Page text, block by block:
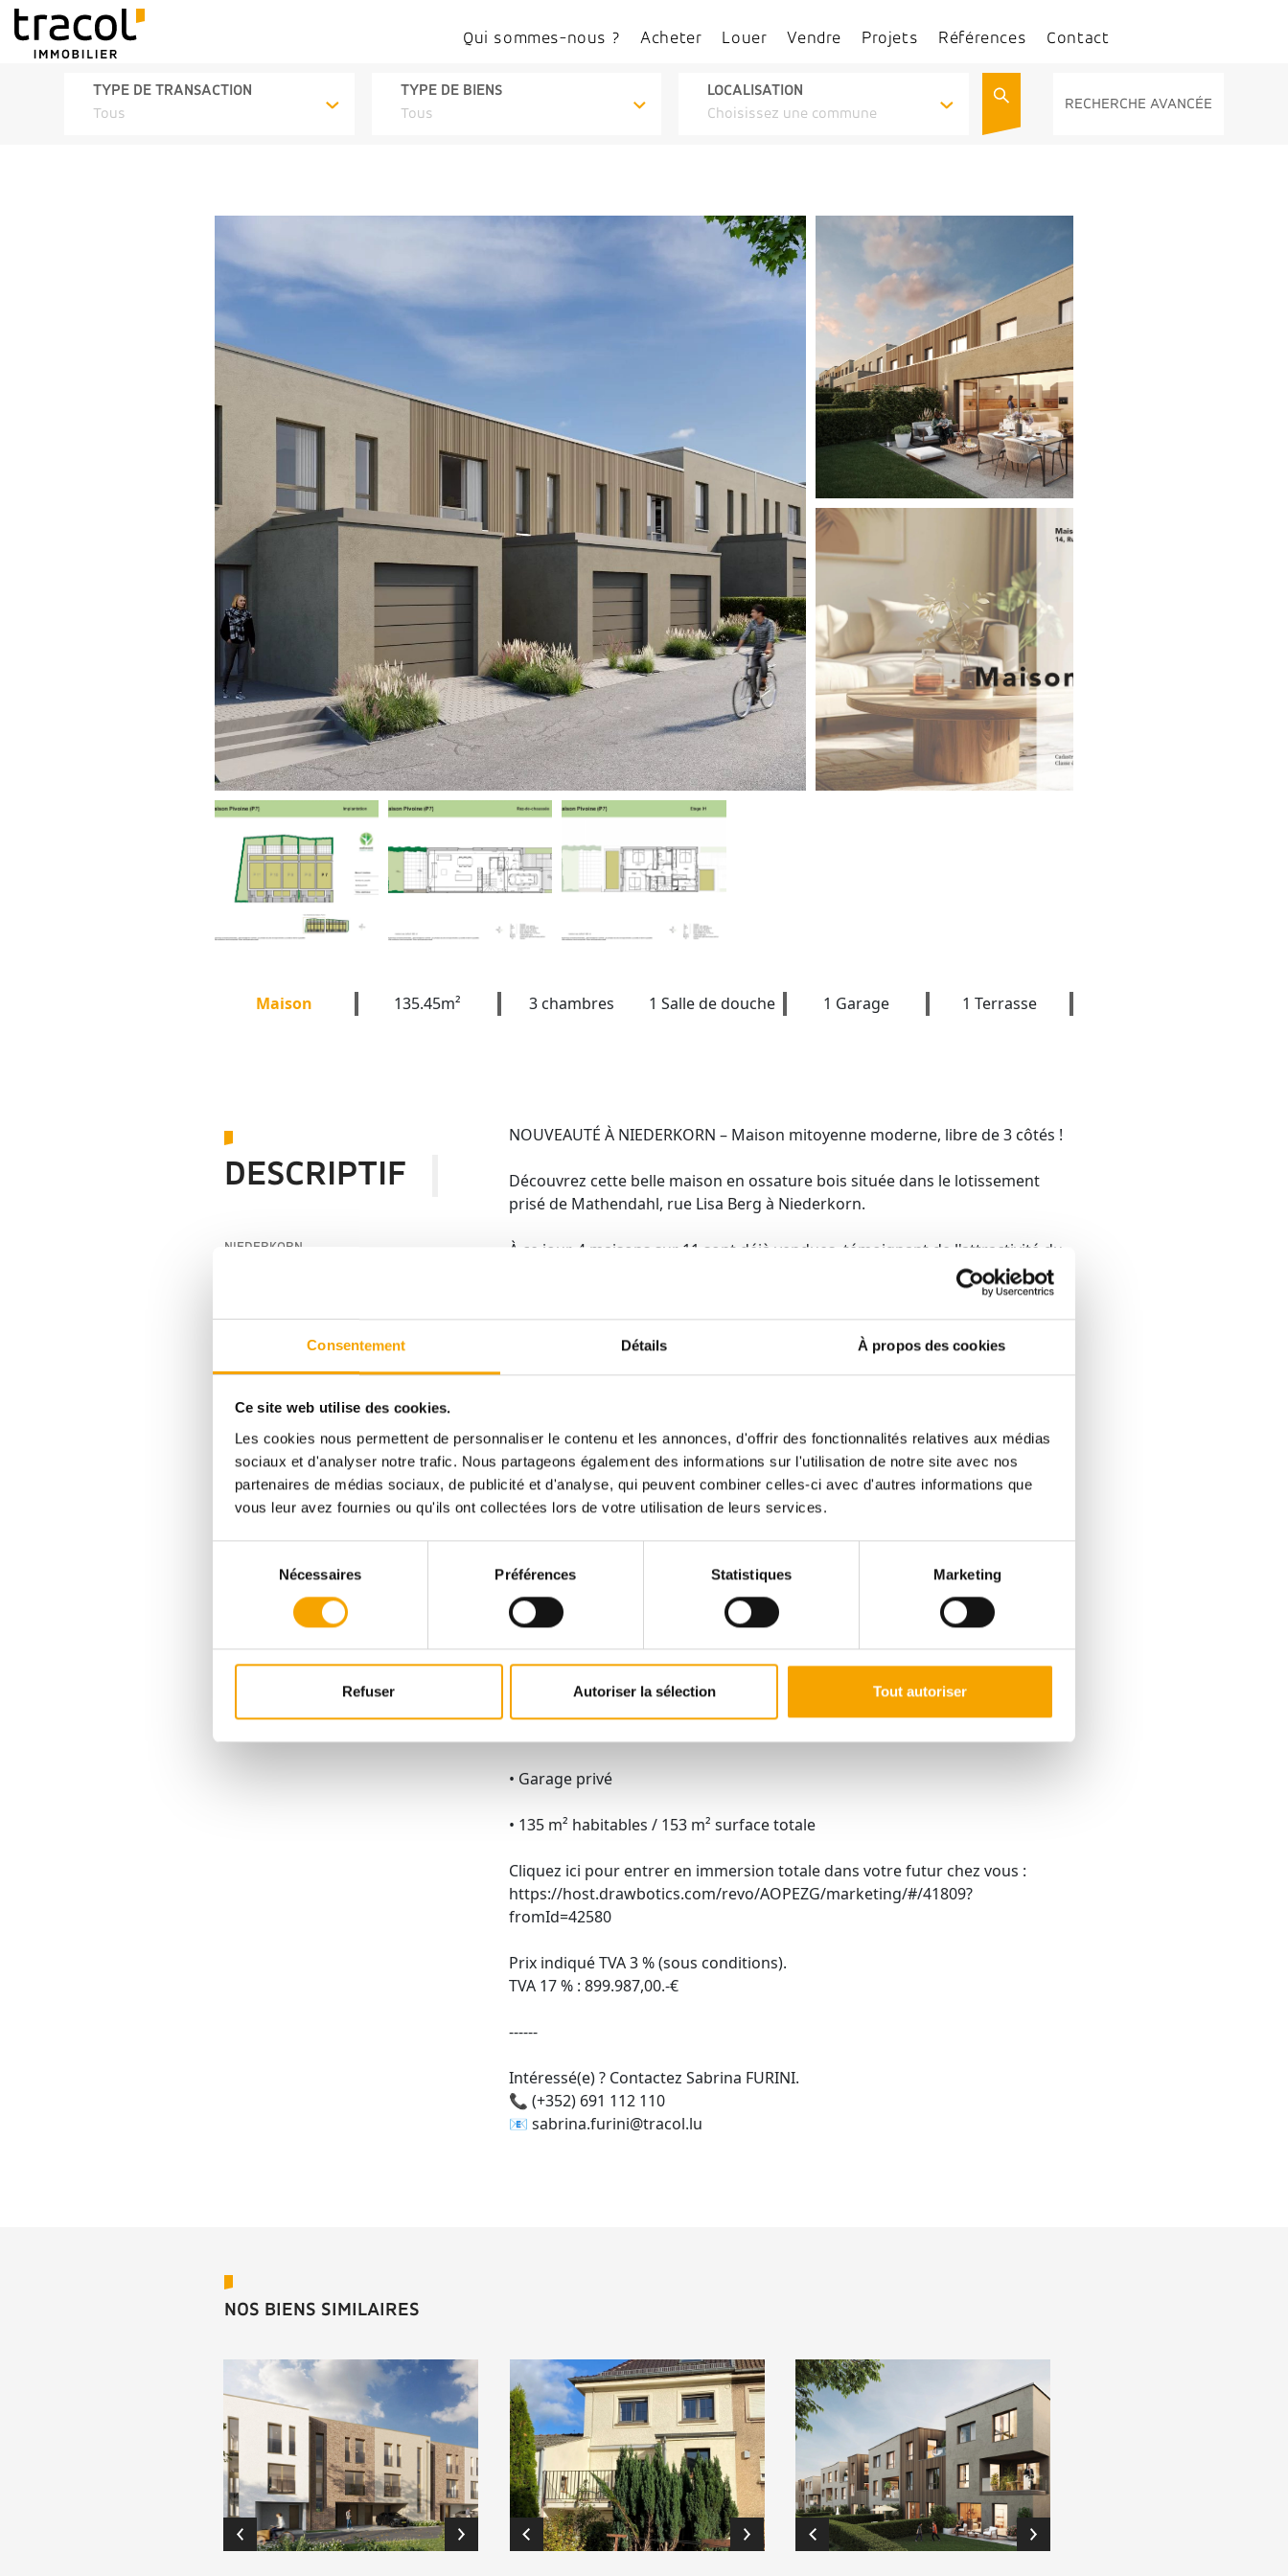
Consentement Détails À propos des cookies
Ce site web utilise des cookies.
Les cookies nous permettent de personnaliser le contenu et les annonces, d'offrir des fonctionnalités relatives aux médias
sociaux et d'analyser notre trafic. Nous partageons également des informations sur l'utilisation de notre site avec nos
partenaires de médias sociaux, de publicité et d'analyse, qui peuvent combiner celles-ci avec d'autres informations que
vous leur avez fournies ou qu'ils ont collectées lors de votre utilisation de leurs services.
consentement
Nécessaires Préférences Statistiques Marketing
Refuser Autoriser la sélection Tout autoriser
TYPE DE TRANSACTION
Tous
TYPE DE BIENS
Tous
LOCALISATION
Choisissez une commune
RECHERCHE AVANCÉE
Qui sommes-nous ? Acheter Louer Vendre Projets Références Contact
Maison 135.45m² 3 chambres 1 Salle de douche 1 Garage 1 Terrasse
DESCRIPTIF
NIEDERKORN
849 987,00 €
Pour plus d’informations
sur ce bien, vous pouvez
prendre contact avec
Sabrina FURINI
+3522658601
NOUVEAUTÉ À NIEDERKORN – Maison mitoyenne moderne, libre de 3 côtés !
Découvrez cette belle maison en ossature bois située dans le lotissement
prisé de Mathendahl, rue Lisa Berg à Niederkorn.
À ce jour, 4 maisons sur 11 sont déjà vendues, témoignant de l'attractivité du
Les + du bien :
• Quartier résidentiel calme et moderne
• Maison libre sur 3 côtés – plus de lumière et d’intimité
• Construction en ossature bois écologique
• Certification LENOZ
• 1 grande pièce à vivre, 3 chambres, 2 salles de bains, 2 WC – parfaite pour
une famille
• Garage privé
• 135 m² habitables / 153 m² surface totale
Cliquez ici pour entrer en immersion totale dans votre futur chez vous :
https://host.drawbotics.com/revo/AOPEZG/marketing/#/41809?
fromId=42580
Prix indiqué TVA 3 % (sous conditions).
TVA 17 % : 899.987,00.-€
------
Intéressé(e) ? Contactez Sabrina FURINI.
📞 (+352) 691 112 110
📧 sabrina.furini@tracol.lu
NOS BIENS SIMILAIRES